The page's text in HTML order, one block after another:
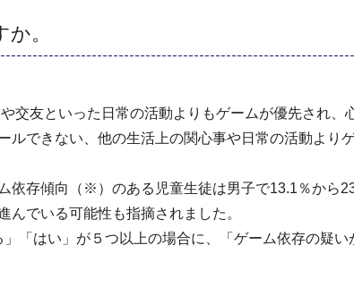
。
交友といった日常の活動よりもゲームが優先され、
できない、他の生活上の関心事や日常の活動より
存傾向（※）のある児童生徒は男子で13.1％から
でいる可能性も指摘されました。
はい」が５つ以上の場合に、「ゲーム依存の疑い